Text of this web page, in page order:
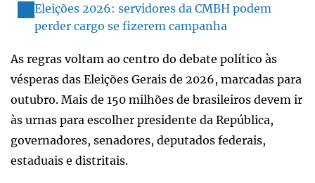
Eleições 2026: servidores da CMBH podem
perder cargo se fizerem campanha
As regras voltam ao centro do debate político às
vésperas das Eleições Gerais de 2026, marcadas para
outubro. Mais de 150 milhões de brasileiros devem ir
às urnas para escolher presidente da República,
governadores, senadores, deputados federais,
estaduais e distritais.